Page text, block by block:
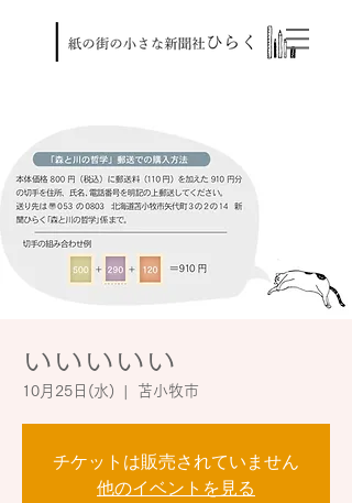
いいいいい
10月25日(水) 苫小牧市
チケットは販売されていません
他のイベントを見る